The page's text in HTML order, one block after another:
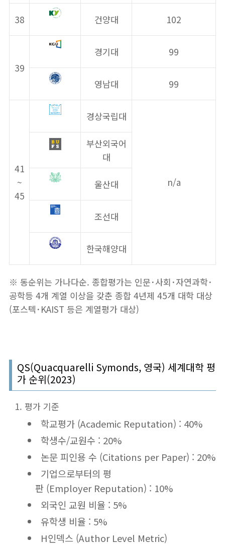
38 건양대 102
39
경기대 99
영남대 99
41
~
45
경상국립대
n/a
부산외국어
대
울산대
조선대
한국해양대
※ 동순위는 가나다순. 종합평가는 인문･사회･자연과학･
공학등 4개 계열 이상을 갖춘 종합 4년제 45개 대학 대상
(포스텍･KAIST 등은 계열평가 대상)
QS(Quacquarelli Symonds, 영국) 세계대학 평
가 순위(2023)
평가 기준
학교평가 (Academic Reputation) : 40%
학생수/교원수 : 20%
논문 피인용 수 (Citations per Paper) : 20%
기업으로부터의 평
판 (Employer Reputation) : 10%
외국인 교원 비율 : 5%
유학생 비율 : 5%
H인덱스 (Author Level Metric)